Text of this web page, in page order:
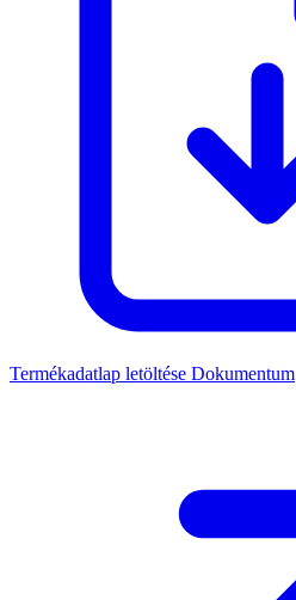
Termékadatlap letöltése Dokumentum